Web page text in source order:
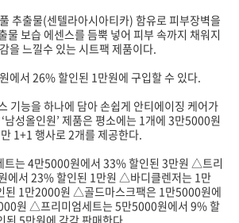
추출물(센텔라아시아티카) 함유로 피부장벽을
물 보습 에센스를 듬뿍 넣어 피부 속까지 채워지
을 느낄수 있는 시트팩 제품이다.
에서 26% 할인된 1만원에 구입할 수 있다.
기능을 하나에 담아 손쉽게 안티에이징 케어가
남성올인원’ 제품은 평소에는 1개에 3만5000원
1+1 행사로 2개를 제공한다.
트는 4만5000원에서 33% 할인된 3만원 △트리
에서 23% 할인된 1만원 △바디클렌저는 1만
된 1만2000원 △골드마스크팩은 1만5000원에
원 △프리미엄세트는 5만5000원에서 9% 할
된 5만원에 각각 판매한다.